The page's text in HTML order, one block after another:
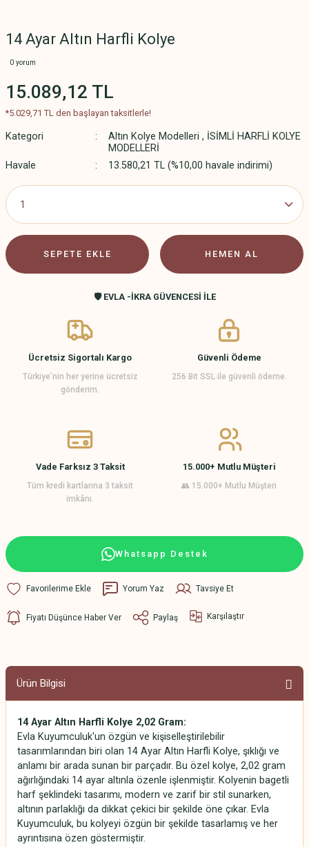
14 Ayar Altın Harfli Kolye
0 yorum
15.089,12 TL
*5.029,71 TL den başlayan taksitlerle!
Kategori Altın Kolye Modelleri , İSİMLİ HARFLİ KOLYE
MODELLERİ
Havale
13.580,21 TL (%10,00 havale indirimi)
SEPETE EKLE HEMEN AL
🛡️ EVLA -İKRA GÜVENCESİ İLE
Ücretsiz Sigortalı Kargo
Türkiye’nin her yerine ücretsiz
gönderim.
Güvenli Ödeme
256 Bit SSL ile güvenli ödeme.
Vade Farksız 3 Taksit
Tüm kredi kartlarına 3 taksit
imkânı.
15.000+ Mutlu Müşteri
👥 15.000+ Mutlu Müşteri
Whatsapp Destek
Yorum Yaz Tavsiye Et
Fiyatı Düşünce Haber Ver Paylaş Karşılaştır
Ürün Bilgisi
14 Ayar Altın Harfli Kolye 2,02 Gram:
Evla Kuyumculuk'un özgün ve kişiselleştirilebilir
tasarımlarından biri olan 14 Ayar Altın Harfli Kolye, şıklığı ve
anlamı bir arada sunan bir parçadır. Bu özel kolye, 2,02 gram
ağırlığındaki 14 ayar altınla özenle işlenmiştir. Kolyenin bagetli
harf şeklindeki tasarımı, modern ve zarif bir stil sunarken,
altının parlaklığı da dikkat çekici bir şekilde öne çıkar. Evla
Kuyumculuk, bu kolyeyi özgün bir şekilde tasarlamış ve her
ayrıntısına özen göstermiştir.